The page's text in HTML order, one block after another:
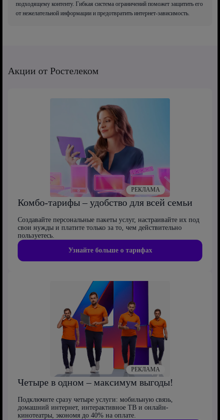
подходящему контенту. Гибкая система ограничений поможет защитить его
от нежелательной информации и предотвратить интернет-зависимость.
Акции от Ростелеком
Комбо-тарифы – удобство для всей семьи
Создавайте персональные пакеты услуг, настраивайте их под
свои нужды и платите только за то, чем действительно
пользуетесь.
Узнайте больше о тарифах
РЕКЛАМА
Четыре в одном – максимум выгоды!
Подключите сразу четыре услуги: мобильную связь,
домашний интернет, интерактивное ТВ и онлайн-
кинотеатры, экономя до 40% на оплате.
РЕКЛАМА